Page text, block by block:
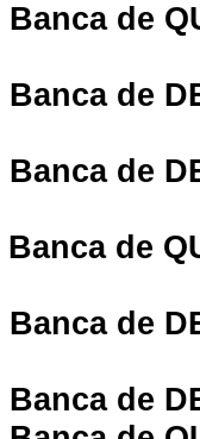
Banca de
Banca de
Banca de
Banca de
Banca de
Banca de